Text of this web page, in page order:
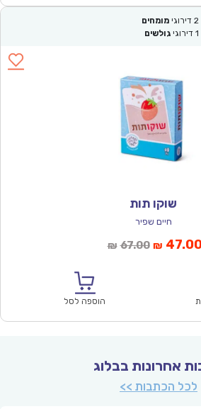
2 דירוגי מומחים
1 דירוגי גולשים
שוקו תות
חיים שפיר
₪ 67.00המחיר
₪67.00.
₪
הוספה לסל
אחרונות בבלוג
לכל הכתבות >>